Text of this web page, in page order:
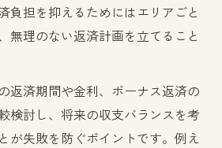
負担を抑えるためにはエリアごと
無理のない返済計画を立てること
返済期間や金利、ボーナス返済の
検討し、将来の収支バランスを考
が失敗を防ぐポイントです。例え